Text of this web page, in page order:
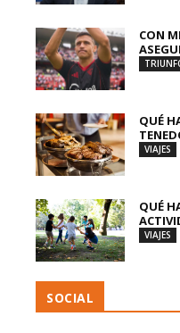
CON
QUÉ
VIAJES
QUÉ
VIAJES
SOCIAL